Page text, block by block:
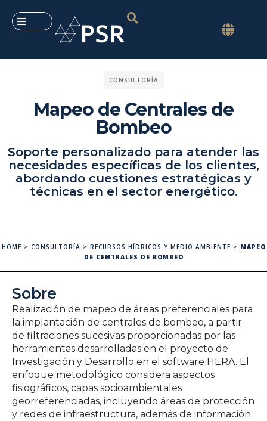
CONSULTORÍA
Mapeo de Centrales de
Bombeo
Soporte personalizado para atender las
necesidades específicas de los clientes,
abordando cuestiones estratégicas y
técnicas en el sector energético.
HOME > CONSULTORÍA > RECURSOS HÍDRICOS Y MEDIO AMBIENTE > MAPEO
DE CENTRALES DE BOMBEO
Sobre
Realización de mapeo de áreas preferenciales para
la implantación de centrales de bombeo, a partir
de filtraciones sucesivas proporcionadas por las
herramientas desarrolladas en el proyecto de
Investigación y Desarrollo en el software HERA. El
enfoque metodológico considera aspectos
fisiográficos, capas socioambientales
georreferenciadas, incluyendo áreas de protección
y redes de infraestructura, además de información